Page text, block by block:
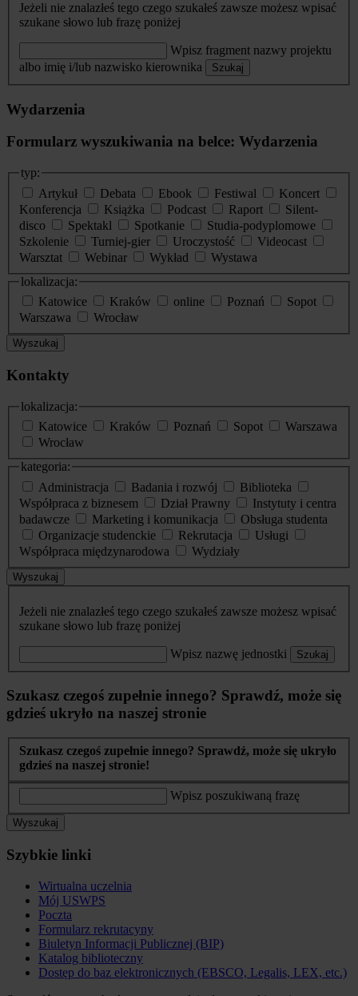
Jeżeli nie znalazłeś tego czego szukałeś zawsze możesz wpisać
szukane słowo lub frazę poniżej
Wpisz fragment nazwy projektu
albo imię i/lub nazwisko kierownika
Szukaj
Wydarzenia
Formularz wyszukiwania na belce: Wydarzenia
typ:
Artykuł
Debata Ebook Festiwal
Koncert
Konferencja
Książka Podcast Raport
Silent-
disco
Spektakl Spotkanie
Studia-podyplomowe
Szkolenie
Turniej-gier Uroczystość
Videocast
Warsztat
Webinar Wykład
Wystawa
lokalizacja:
Katowice
Kraków online Poznań
Sopot
Warszawa
Wrocław
Wyszukaj
Kontakty
lokalizacja:
Katowice
Kraków Poznań Sopot
Warszawa
Wrocław
kategoria:
Administracja
Badania i rozwój
Biblioteka
Współpraca z biznesem
Dział Prawny
Instytuty i centra
badawcze
Marketing i komunikacja
Obsługa studenta
Organizacje studenckie
Rekrutacja
Usługi
Współpraca międzynarodowa
Wydziały
Wyszukaj
Jeżeli nie znalazłeś tego czego szukałeś zawsze możesz wpisać
szukane słowo lub frazę poniżej
Wpisz nazwę jednostki Szukaj
Szukasz czegoś zupełnie innego? Sprawdź, może się
gdzieś ukryło na naszej stronie
Szukasz czegoś zupełnie innego? Sprawdź, może się ukryło
gdzieś na naszej stronie!
Wpisz poszukiwaną frazę
Wyszukaj
Szybkie linki
Wirtualna uczelnia
Mój USWPS
Poczta
Formularz rekrutacyny
Biuletyn Informacji Publicznej (BIP)
Katalog biblioteczny
Dostęp do baz elektronicznych (EBSCO, Legalis, LEX, etc.)